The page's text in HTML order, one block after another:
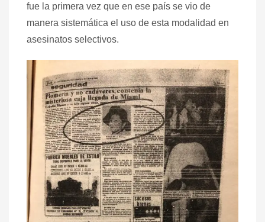
fue la primera vez que en ese país se vio de
manera sistemática el uso de esta modalidad en
asesinatos selectivos.